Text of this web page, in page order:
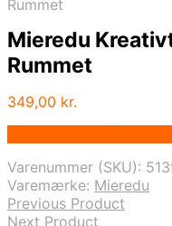
Rummet
Mieredu
Rummet
349,00 kr.
Varenummer (SKU):
Varemærke: Mieredu
Previous Product
Next Product